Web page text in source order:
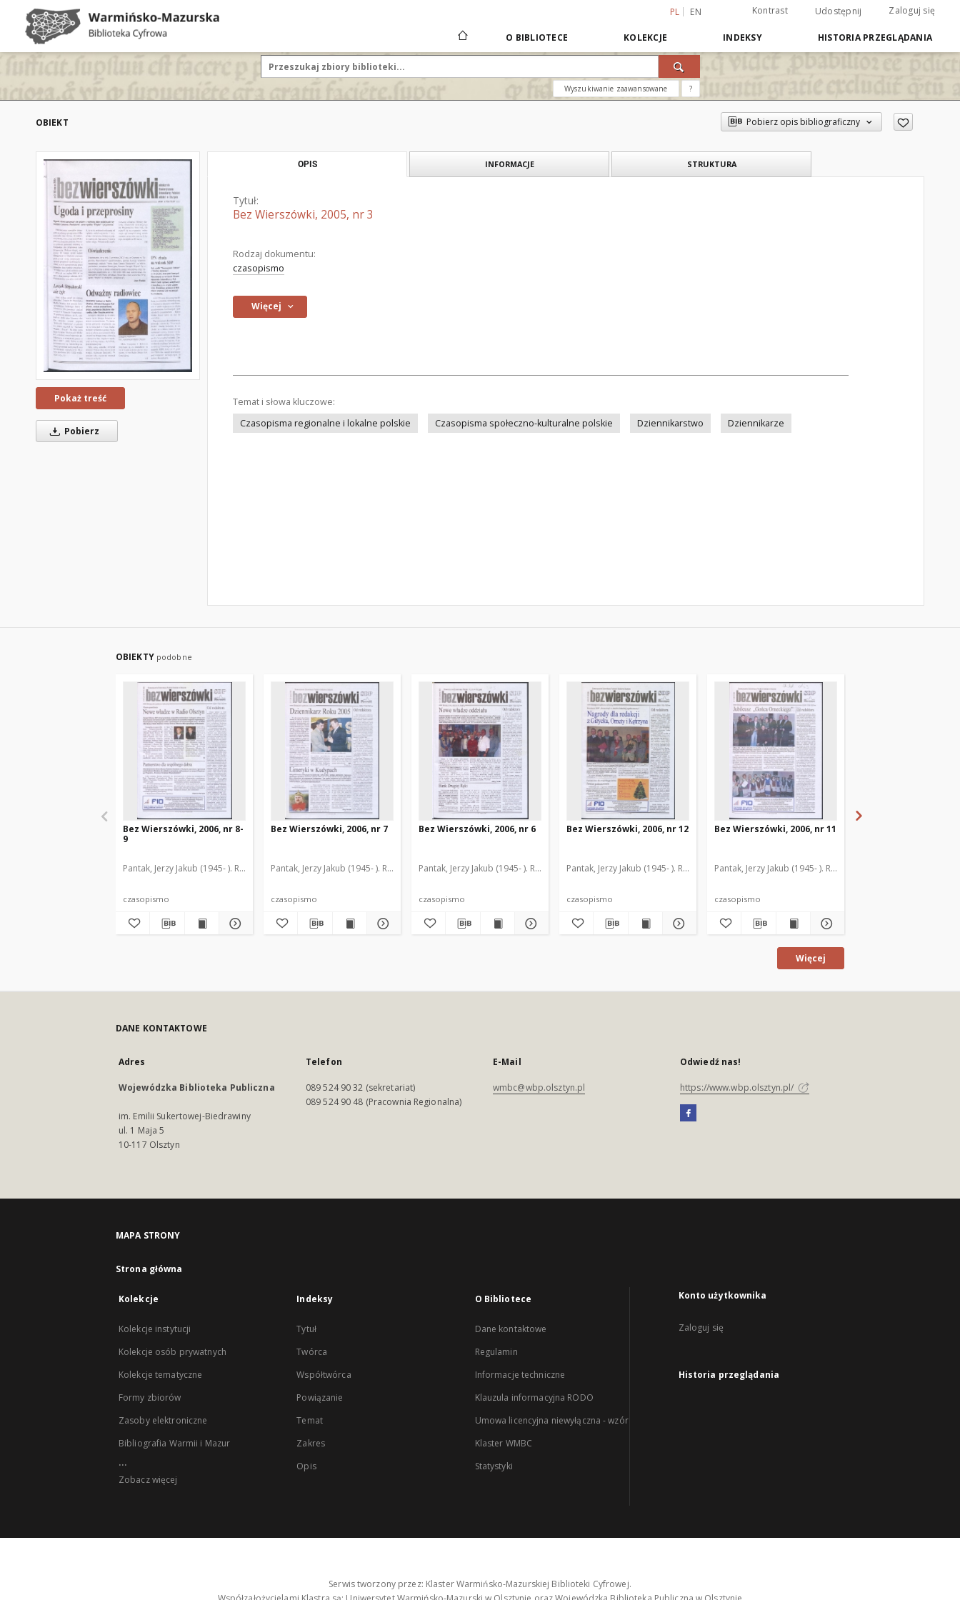
PL EN Kontrast Udostępnij Zaloguj się
O BIBLIOTECE KOLEKCJE INDEKSY HISTORIA PRZEGLĄDANIA
Wyszukiwanie zaawansowane ?
OBIEKT Pobierz opis bibliograficzny
Pokaż treść
Pobierz
OPIS INFORMACJE STRUKTURA
Tytuł:
Bez Wierszówki, 2005, nr 3
Rodzaj dokumentu:
czasopismo
Więcej
Temat i słowa kluczowe:
Czasopisma regionalne i lokalne polskie
Czasopisma społeczno-kulturalne polskie Dziennikarstwo Dziennikarze
OBIEKTY podobne
Bez Wierszówki, 2006, nr 8-
9
Pantak, Jerzy Jakub (1945- ). Red.
czasopismo
Bez Wierszówki, 2006, nr 7
Pantak, Jerzy Jakub (1945- ). Red.
czasopismo
Bez Wierszówki, 2006, nr 6
Pantak, Jerzy Jakub (1945- ). Red.
czasopismo
Bez Wierszówki, 2006, nr 12
Pantak, Jerzy Jakub (1945- ). Red.
czasopismo
Bez Wierszówki, 2006, nr 11
Pantak, Jerzy Jakub (1945- ). Red.
czasopismo
Więcej
DANE KONTAKTOWE
Adres
Wojewódzka Biblioteka Publiczna
im. Emilii Sukertowej-Biedrawiny
ul. 1 Maja 5
10-117 Olsztyn
Telefon
089 524 90 32 (sekretariat)
089 524 90 48 (Pracownia Regionalna)
E-Mail
wmbc@wbp.olsztyn.pl
Odwiedź nas!
https://www.wbp.olsztyn.pl/
MAPA STRONY
Strona główna
Kolekcje
Kolekcje instytucji
Kolekcje osób prywatnych
Kolekcje tematyczne
Formy zbiorów
Zasoby elektroniczne
Bibliografia Warmii i Mazur
...
Zobacz więcej
Indeksy
Tytuł
Twórca
Współtwórca
Powiązanie
Temat
Zakres
Opis
O Bibliotece
Dane kontaktowe
Regulamin
Informacje techniczne
Klauzula informacyjna RODO
Umowa licencyjna niewyłączna - wzór
Klaster WMBC
Statystyki
Konto użytkownika
Zaloguj się
Historia przeglądania
Serwis tworzony przez: Klaster Warmińsko-Mazurskiej Biblioteki Cyfrowej.